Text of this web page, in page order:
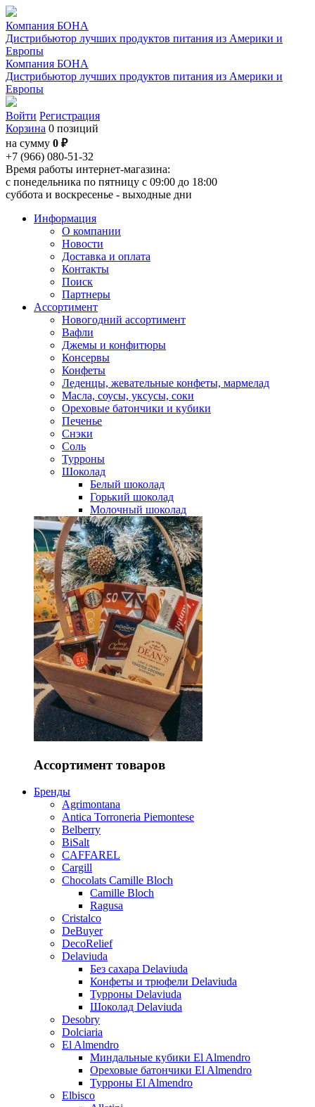
Компания БОНА
Дистрибьютор лучших продуктов питания из Америки и
Европы
Компания БОНА
Дистрибьютор лучших продуктов питания из Америки и
Европы
Войти Регистрация
Корзина 0 позиций
на сумму 0 ₽
+7 (966) 080-51-32
Время работы интернет-магазина:
с понедельника по пятницу с 09:00 до 18:00
суббота и воскресенье - выходные дни
Информация
О компании
Новости
Доставка и оплата
Контакты
Поиск
Партнеры
Ассортимент
Новогодний ассортимент
Вафли
Джемы и конфитюры
Консервы
Конфеты
Леденцы, жевательные конфеты, мармелад
Масла, соусы, уксусы, соки
Ореховые батончики и кубики
Печенье
Снэки
Соль
Турроны
Шоколад
Белый шоколад
Горький шоколад
Молочный шоколад
Ассортимент товаров
Бренды
Agrimontana
Antica Torroneria Piemontese
Belberry
BiSalt
CAFFAREL
Cargill
Chocolats Camille Bloch
Camille Bloch
Ragusa
Cristalco
DeBuyer
DecoRelief
Delaviuda
Без сахара Delaviuda
Конфеты и трюфели Delaviuda
Турроны Delaviuda
Шоколад Delaviuda
Desobry
Dolciaria
El Almendro
Миндальные кубики El Almendro
Ореховые батончики El Almendro
Турроны El Almendro
Elbisco